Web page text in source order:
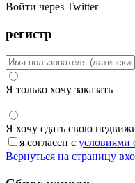
Войти через Twitter
регистр
Я только хочу заказать
Я хочу сдать свою
я согласен с условиями
Вернуться на страницу